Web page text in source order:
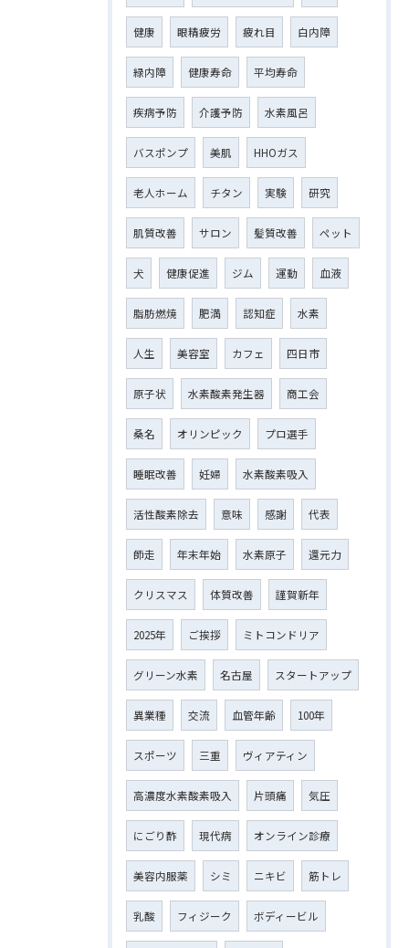
健康 眼精疲労 疲れ目 白内障
緑内障 健康寿命 平均寿命
疾病予防 介護予防 水素風呂
バスポンプ 美肌 HHOガス
老人ホーム チタン 実験 研究
肌質改善 サロン 髪質改善 ペット
犬 健康促進 ジム 運動 血液
脂肪燃焼 肥満 認知症 水素
人生 美容室 カフェ 四日市
原子状 水素酸素発生器 商工会
桑名 オリンピック プロ選手
睡眠改善 妊婦 水素酸素吸入
活性酸素除去 意味 感謝 代表
師走 年末年始 水素原子 還元力
クリスマス 体質改善 謹賀新年
2025年 ご挨拶 ミトコンドリア
グリーン水素 名古屋 スタートアップ
異業種 交流 血管年齢 100年
スポーツ 三重 ヴィアティン
高濃度水素酸素吸入 片頭痛 気圧
にごり酢 現代病 オンライン診療
美容内服薬 シミ ニキビ 筋トレ
乳酸 フィジーク ボディービル